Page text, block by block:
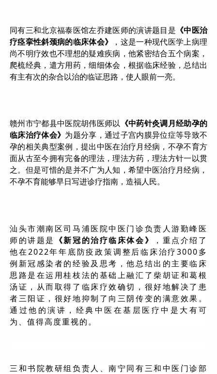
同有三和北京福泰医馆左乔建医师的演讲题目是 《中医治
疗痉挛性斜颈病的临床体会》
，这是一种现代医学上病理
尚不明疗效也不理想的疑难疾病，他紧密结合五个病案，
爬梳经典，遣方用药，细细体会，根据临床经验，总结出
有主有次的杂合以治的临证思路，使人眼前一亮。
赣州市宁都县中医院胡伟医师以
《中药针灸调月经助孕的
临床治疗体会》 为题分享，通过子宫内膜异位症等导致不
孕的相关典型案例，提出中医在治疗月经病，不孕不育方
面从古至今拥有完备的理法，理法方药，理法方针一以贯
之。但是可惜的是并不广为人知，希望中医治疗月经病，
不孕不育能够早日写进诊疗指南，造福人民。
汕头市潮南区司马浦医院中医门诊负责人游勤峰医
师的讲题是 《新冠的治疗临床体会》
，重点介绍了
他在2022年年底防疫政策调整后临床治疗3000多
例新冠感染者的经验及思考，他总结出的主要临床
思路是在运用桂枝法的基础上融汇了柴胡证和葛根
汤证，从而取得了临床疗效确切，很好地解决了患
者三阳证，很好地抑制了向三阴传变的满意效果。
通过他的演讲，经典中医在基层医疗中是大有可
为、值得高度重视的。
三和书院教研组负责人、南宁同有三和中医门诊部